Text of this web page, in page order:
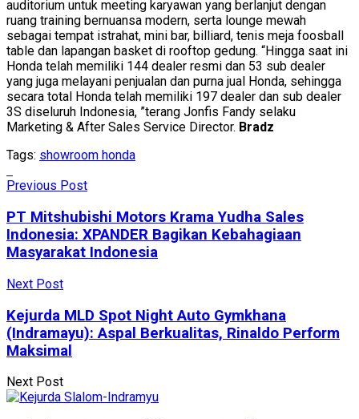
auditorium untuk meeting karyawan yang berlanjut dengan
ruang training bernuansa modern, serta lounge mewah
sebagai tempat istrahat, mini bar, billiard, tenis meja foosball
table dan lapangan basket di rooftop gedung. “Hingga saat ini
Honda telah memiliki 144 dealer resmi dan 53 sub dealer
yang juga melayani penjualan dan purna jual Honda, sehingga
secara total Honda telah memiliki 197 dealer dan sub dealer
3S diseluruh Indonesia, ”terang Jonfis Fandy selaku
Marketing & After Sales Service Director. Bradz
Tags: showroom honda
Previous Post
PT Mitshubishi Motors Krama Yudha Sales
Indonesia: XPANDER Bagikan Kebahagiaan
Masyarakat Indonesia
Next Post
Kejurda MLD Spot Night Auto Gymkhana
(Indramayu): Aspal Berkualitas, Rinaldo Perform
Maksimal
Next Post